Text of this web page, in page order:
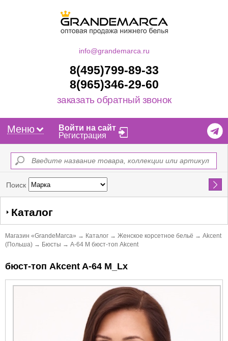
info@grandemarca.ru
8(495)799-89-33
8(965)346-29-60
заказать обратный звонок
Меню
Войти на сайт
Регистрация
Поиск Найти
Каталог
Магазин «GrandeMarca» → Каталог → Женское корсетное бельё → Akcent
(Польша) → Бюсты → A-64 M бюст-топ Akcent
бюст-топ Akcent A-64 M_Lx